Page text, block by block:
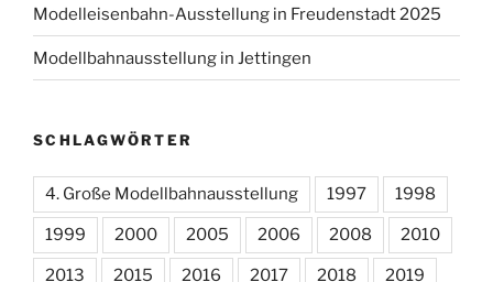
Modelleisenbahn-Ausstellung in Freudenstadt 2025
Modellbahnausstellung in Jettingen
SCHLAGWÖRTER
4. Große Modellbahnausstellung 1997 1998
1999 2000 2005 2006 2008 2010
2013 2015 2016 2017 2018 2019